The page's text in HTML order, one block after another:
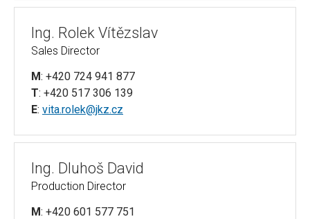
Ing. Rolek Vítězslav
Sales Director
M: +420 724 941 877
T: +420 517 306 139
E: vita.rolek@jkz.cz
Ing. Dluhoš David
Production Director
M: +420 601 577 751